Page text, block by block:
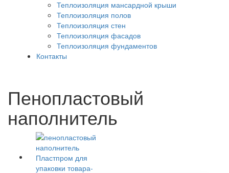
Теплоизоляция мансардной крыши
Теплоизоляция полов
Теплоизоляция стен
Теплоизоляция фасадов
Теплоизоляция фундаментов
Контакты
Пенопластовый
наполнитель